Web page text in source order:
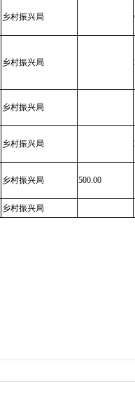
乡村振兴局
乡村振兴局
乡村振兴局
乡村振兴局
乡村振兴局 500.00
乡村振兴局